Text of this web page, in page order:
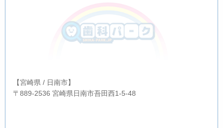
【宮崎県 / 日南市】
〒889-2536 宮崎県日南市吾田西1-5-48